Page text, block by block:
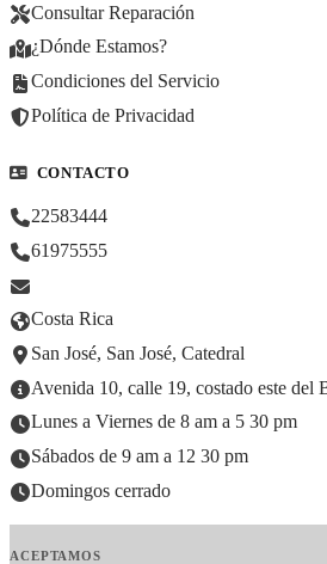
Consultar Reparación
¿Dónde Estamos?
Condiciones del Servicio
Política de Privacidad
CONTACTO
22583444
61975555
Costa Rica
San José, San José, Catedral
Avenida 10, calle 19, costado este del
Lunes a Viernes de 8 am a 5 30 pm
Sábados de 9 am a 12 30 pm
Domingos cerrado
ACEPTAMOS